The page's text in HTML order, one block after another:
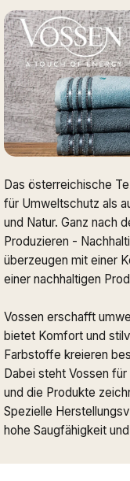
Das österreichische
für Umweltschutz als
und Natur. Ganz nach
Produzieren -
überzeugen mit einer
einer nachhaltigen
Vossen erschafft
bietet Komfort und
Farbstoffe kreieren
Dabei steht Vossen
und die Produkte
Spezielle
hohe Saugfähigkeit